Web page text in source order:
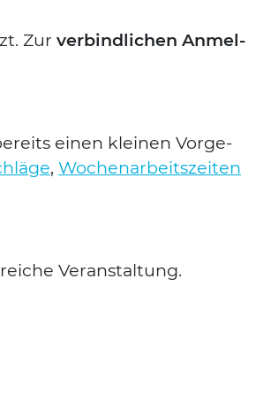
Zur ver­bind­li­chen Anmel­
einen klei­nen Vor­ge­
, Wochen­ar­beits­zei­ten
Ver­an­stal­tung.